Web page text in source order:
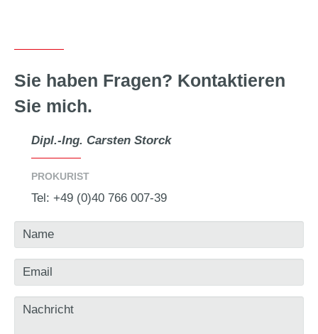
Sie haben Fragen? Kontaktieren
Sie mich.
Dipl.-Ing. Carsten Storck
PROKURIST
Tel: +49 (0)40 766 007-39